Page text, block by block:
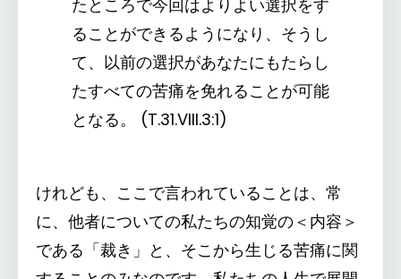
たところで今回はよりよい選択をす
ることができるようになり、そうし
て、以前の選択があなたにもたらし
たすべての苦痛を免れることが可能
となる。 (T.31.VIII.3:1)
けれども、ここで言われていることは、常
に、他者についての私たちの知覚の＜内容＞
である「裁き」と、そこから生じる苦痛に関